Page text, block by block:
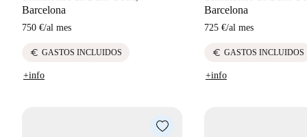
Barcelona
750 €/al mes
euro GASTOS INCLUIDOS
+info
Barcelona
725 €/al mes
euro GASTOS INCLUIDOS
+info